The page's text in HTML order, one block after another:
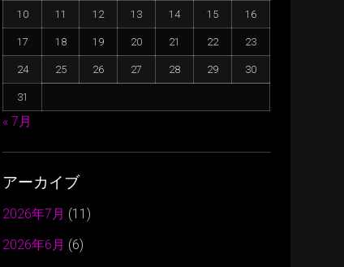
10 11 12 13 14 15 16
17 18 19 20 21 22 23
24 25 26 27 28 29 30
31
« 7月
アーカイブ
2026年7月 (11)
2026年6月 (6)